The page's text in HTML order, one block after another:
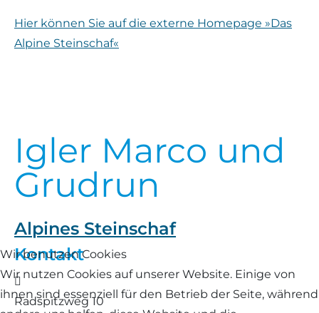
Hier können Sie auf die externe Homepage »Das
Alpine Steinschaf«
Igler Marco und
Grudrun
Alpines Steinschaf
Kontakt
Adresse
Radspitzweg 10
Wir benutzen Cookies
Wir nutzen Cookies auf unserer Website. Einige von
ihnen sind essenziell für den Betrieb der Seite, während
Formulare/Download
Futtrationsrechner
Neueinsteiger
Lineare Beurteilung Zahnstellung
Erfassung der Euterreinheit
Walliser Schwarznasenschaf
Zwartbles
Rhönschaf
Scottish Blackface
Shetland
Skudde
South Down
Soayschaf